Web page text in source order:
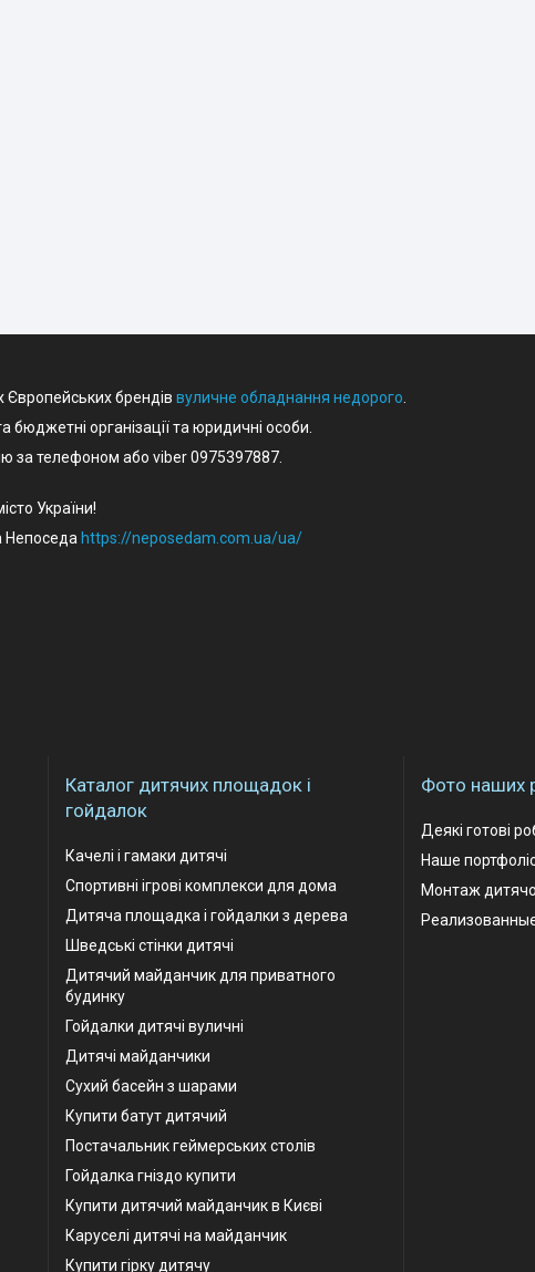
Європейських брендів вуличне обладнання недорого
бюджетні організації та юридичні особи.
за телефоном або viber 0975397887.
України!
Непоседа https://neposedam.com.ua/ua/
Каталог дитячих площадок і
гойдалок
Качелі і гамаки дитячі
Спортивні ігрові комплекси для дома
Дитяча площадка і гойдалки з дерева
Шведські стінки дитячі
Дитячий майданчик для приватного
будинку
Гойдалки дитячі вуличні
Дитячі майданчики
Сухий басейн з шарами
Купити батут дитячий
Постачальник геймерських столів
Гойдалка гніздо купити
Купити дитячий майданчик в Києві
Каруселі дитячі на майданчик
Купити гірку дитячу
Фото наших
Деякі готові
Наше
Монтаж